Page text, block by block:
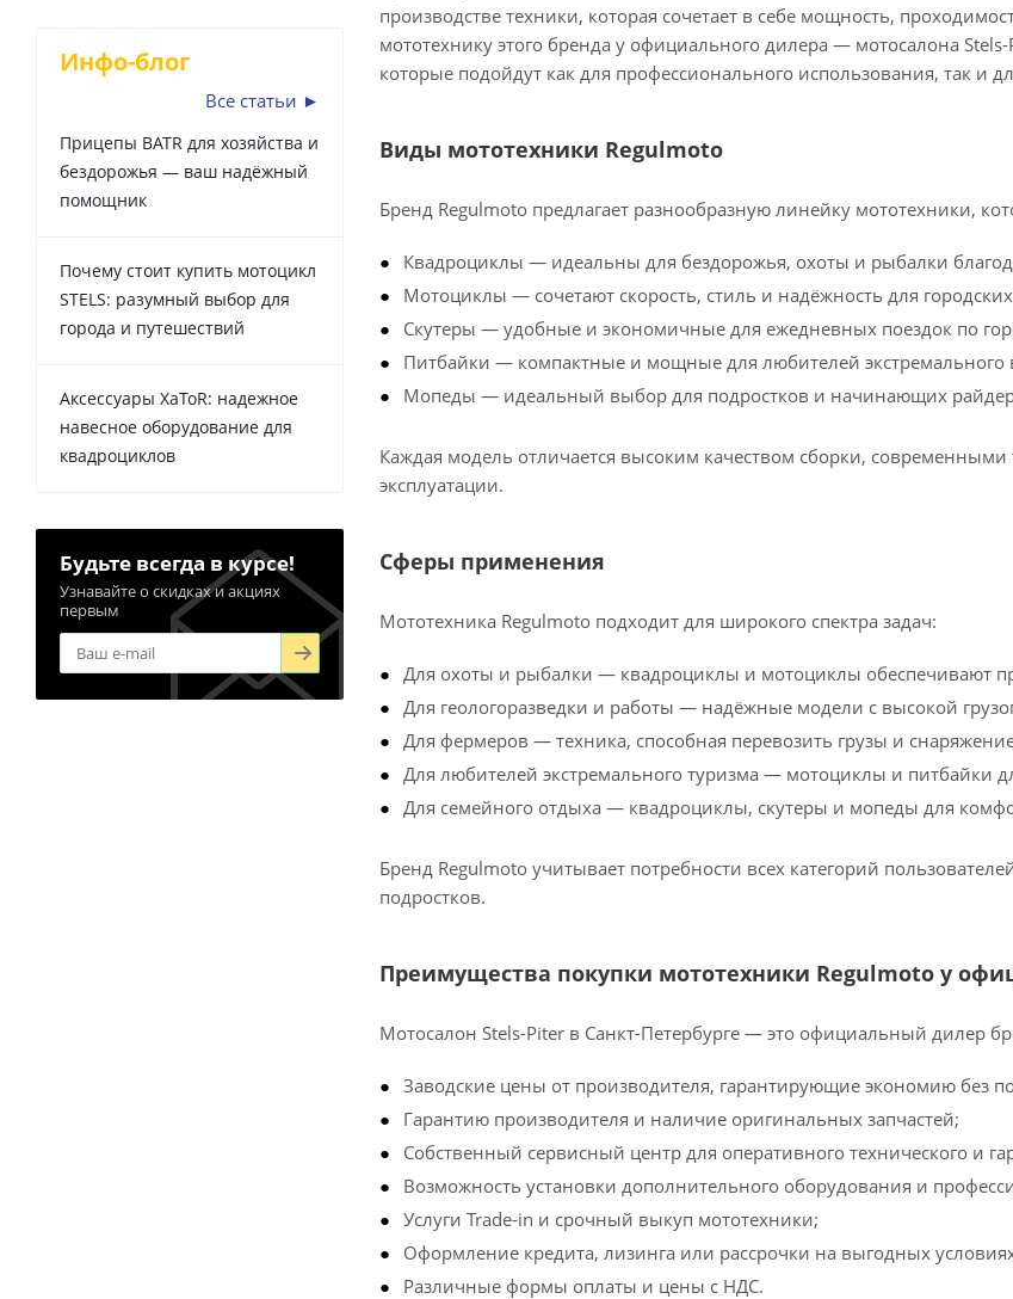
производстве техники, которая сочетает в себе мощность,
мототехнику этого бренда у официального дилера — мотосалона
которые подойдут как для профессионального использования, так и
Виды мототехники Regulmoto
Бренд Regulmoto предлагает разнообразную линейку мототехники,
Квадроциклы — идеальны для бездорожья, охоты и рыбалки
Мотоциклы — сочетают скорость, стиль и надёжность для
Скутеры — удобные и экономичные для ежедневных поездок по
Питбайки — компактные и мощные для любителей экстремального
Мопеды — идеальный выбор для подростков и начинающих
Каждая модель отличается высоким качеством сборки,
эксплуатации.
Сферы применения
Мототехника Regulmoto подходит для широкого спектра задач:
Для охоты и рыбалки — квадроциклы и мотоциклы обеспечивают
Для геологоразведки и работы — надёжные модели с высокой
Для фермеров — техника, способная перевозить грузы и
Для любителей экстремального туризма — мотоциклы и питбайки
Для семейного отдыха — квадроциклы, скутеры и мопеды для
Бренд Regulmoto учитывает потребности всех категорий
подростков.
Преимущества покупки мототехники Regulmoto у
Мотосалон Stels-Piter в Санкт-Петербурге — это официальный дилер
Заводские цены от производителя, гарантирующие экономию без
Гарантию производителя и наличие оригинальных запчастей;
Собственный сервисный центр для оперативного технического и
Возможность установки дополнительного оборудования и
Услуги Trade-in и срочный выкуп мототехники;
Оформление кредита, лизинга или рассрочки на выгодных
Различные формы оплаты и цены с НДС.
Инфо-блог
Все статьи ►
Прицепы BATR для хозяйства и
бездорожья — ваш надёжный
помощник
Почему стоит купить мотоцикл
STELS: разумный выбор для
города и путешествий
Аксессуары XaToR: надежное
навесное оборудование для
квадроциклов
Будьте всегда в курсе!
Узнавайте о скидках и акциях
первым